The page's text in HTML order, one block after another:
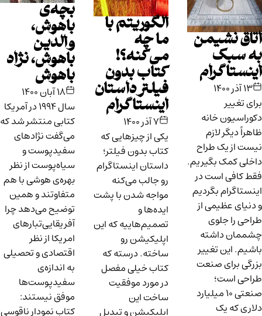
اتاق نشیمن
به سبک
اینستاگرام
۱۳ آذر ۱۴۰۰
برای تغییر
دکوراسیون خانه
ظاهراً دیگر لازم
نیست از یک طراح
داخلی کمک بگیریم.
فقط کافی است در
اینستاگرام بگردیم
و دنیای عظیمی از
طراحی را جلوی
چشممان داشته
باشیم. این تغییر
بزرگی برای صنعت
طراحی است؛
صنعتی ۱۰ میلیارد
دلاری که یک
الگوریتم با
ما چه
می‌کنه؟!
کتاب بدون
فیلتر داستان
اینستاگرام
۷ آذر ۱۴۰۰
یکی از چیزهایی که
کتاب بدون فیلتر؛
داستان اینستاگرام
رو جالب می‌کنه
مواجه شدن با پشت
ایده‌ها و
تصمیم‌هاییه که این
اپلیکیشن رو
ساخته. درسته که
کتاب خیلی مفصل
در مورد موفقیت
ساخت این
اپلیکیشن و تبدیل
بچه‌ی
باهوش،
والدین
باهوش، نژاد
باهوش
۱۸ آبان ۱۴۰۰
سال ۱۹۹۴ در آمریکا
کتابی منتشر شد که
می‌گفت نژادهای
سفیدپوست و
سیاه‌پوست از نظر
بهره‌ی هوشی با هم
متفاوتند و همین
توضیح می‌دهد چرا
آفریقایی‌تبارهای
امریکا از نظر
اقتصادی و تحصیلی
به اندازه‌ی
سفیدپوست‌ها
موفق نیستند:
کتاب نمودار ناقوسی